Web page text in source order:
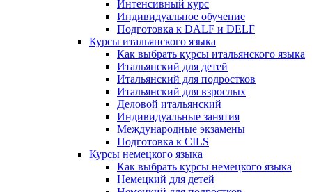
Интенсивный курс
Индивидуальное обучение
Подготовка к DALF и DELF
Курсы итальянского языка
Как выбрать курсы итальянского языка
Итальянский для детей
Итальянский для подростков
Итальянский для взрослых
Деловой итальянский
Индивидуальные занятия
Международные экзамены
Подготовка к CILS
Курсы немецкого языка
Как выбрать курсы немецкого языка
Немецкий для детей